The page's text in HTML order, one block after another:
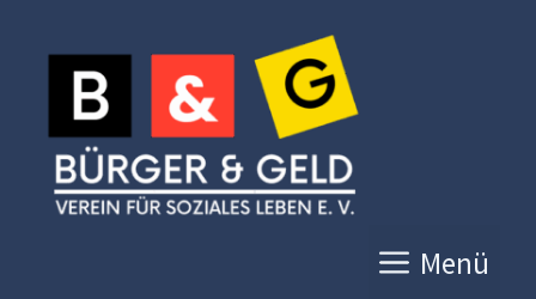
Inhalt
springen
Menü